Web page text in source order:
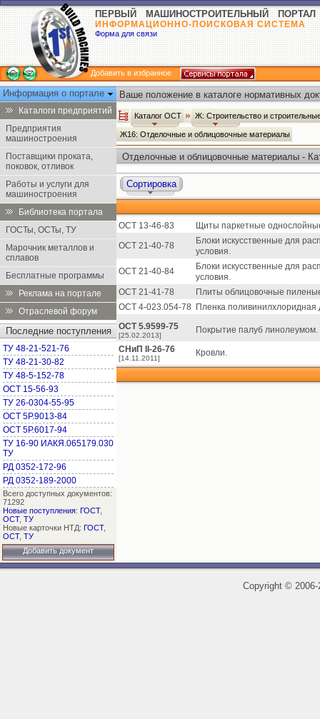
ПЕРВЫЙ МАШИНОСТРОИТЕЛЬНЫЙ ПОРТАЛ
ИНФОРМАЦИОННО-ПОИСКОВАЯ СИСТЕМА
Форма для связи
Добавить в избранное
Информация о портале
Каталоги предприятий
Предприятия
машиностроения
Поставщики проката,
поковок, отливок
Работы и услуги для
машиностроения
Библиотека портала
ГОСТы, ОСТы, ТУ
Марочник металлов и
сплавов
Бесплатные программы
Реклама на портале
Отраслевой форум
Последние поступления
ТУ 48-21-521-76
ТУ 48-21-30-82
ТУ 48-5-152-78
ОСТ 15-56-93
ТУ 26-0304-55-95
ОСТ 5Р.9013-84
ОСТ 5Р.6017-94
ТУ 16-90 ИАКЯ.065179.030
ТУ
РД 0352-172-96
РД 0352-189-2000
Всего доступных документов:
71292
Новые поступления: ГОСТ,
ОСТ, ТУ
Новые карточки НТД: ГОСТ,
ОСТ, ТУ
Добавить документ
Ваше положение в каталоге нормативных
Каталог ОСТ Ж: Строительство и
Ж16: Отделочные и облицовочные материалы
Отделочные и облицовочные материалы -
Сортировка
ОСТ 13-46-83
Щиты паркетные
ОСТ 21-40-78
Блоки искусственные для
условия.
ОСТ 21-40-84
Блоки искусственные для
условия.
ОСТ 21-41-78
Плиты облицовочные
ОСТ 4-023.054-78
Пленка
ОСТ 5.9599-75
[25.02.2013]
Покрытие палуб линолеумом.
СНиП II-26-76
[14.11.2011]
Кровли.
Copyright ©